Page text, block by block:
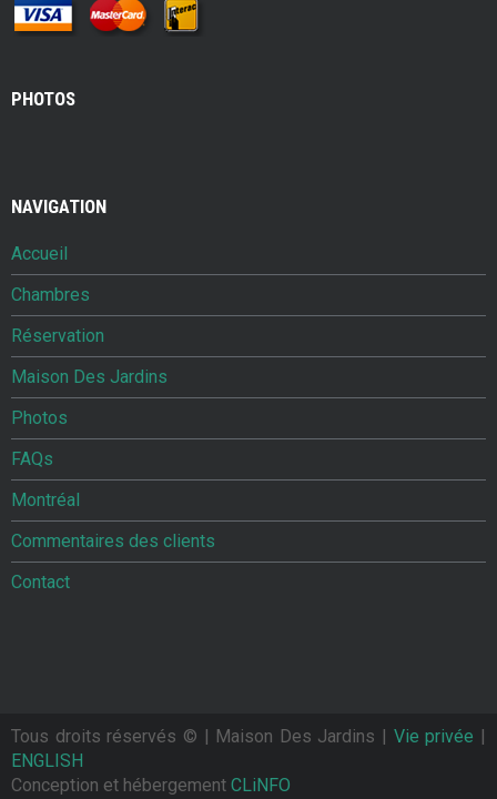
PHOTOS
NAVIGATION
Accueil
Chambres
Réservation
Maison Des Jardins
Photos
FAQs
Montréal
Commentaires des clients
Contact
Tous droits réservés © | Maison Des Jardins | Vie privée
ENGLISH
Conception et hébergement CLiNFO